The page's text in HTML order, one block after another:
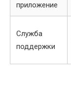
приложение
Служба
поддержки